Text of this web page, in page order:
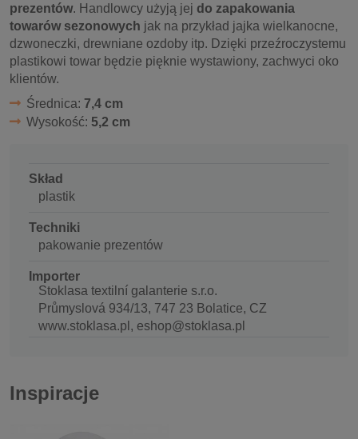
prezentów. Handlowcy użyją jej do zapakowania
towarów sezonowych jak na przykład jajka wielkanocne,
dzwoneczki, drewniane ozdoby itp. Dzięki przeźroczystemu
plastikowi towar będzie pięknie wystawiony, zachwyci oko
klientów.
Średnica: 7,4 cm
Wysokość: 5,2 cm
Skład
plastik
Techniki
pakowanie prezentów
Importer
Stoklasa textilní galanterie s.r.o.
Průmyslová 934/13, 747 23 Bolatice, CZ
www.stoklasa.pl, eshop@stoklasa.pl
Inspiracje